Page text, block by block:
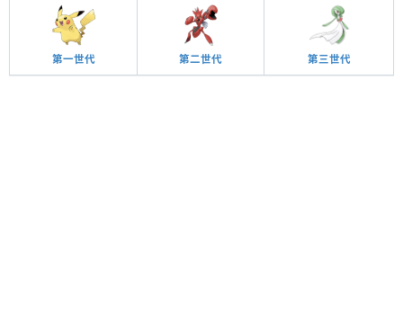
第一世代 第二世代 第三世代